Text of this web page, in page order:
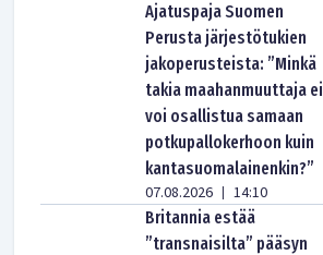
Ajatuspaja Suomen
Perusta järjestötukien
jakoperusteista: ”Minkä
takia maahanmuuttaja ei
voi osallistua samaan
potkupallokerhoon kuin
kantasuomalainenkin?”
07.08.2026 | 14:10
Britannia estää
”transnaisilta” pääsyn